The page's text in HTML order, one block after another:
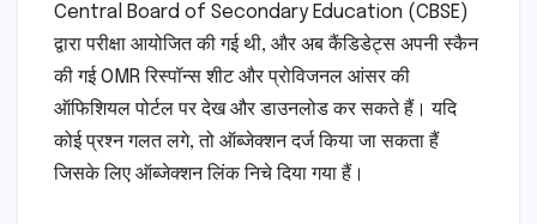
Central Board of Secondary Education (CBSE)
द्वारा परीक्षा आयोजित की गई थी, और अब कैंडिडेट्स अपनी स्कैन
की गई OMR रिस्पॉन्स शीट और प्रोविजनल आंसर की
ऑफिशियल पोर्टल पर देख और डाउनलोड कर सकते हैं। यदि
कोई प्रश्न गलत लगे, तो ऑब्जेक्शन दर्ज किया जा सकता हैं
जिसके लिए ऑब्जेक्शन लिंक निचे दिया गया हैं।